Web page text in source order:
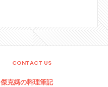
CONTACT US
傑克媽の料理筆記